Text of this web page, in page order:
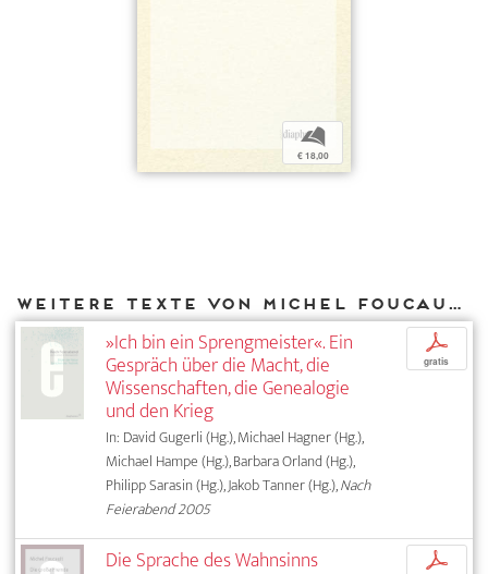
b
€ 18,00
Weitere Texte von Michel Foucault bei DIAPHANES
»Ich bin ein Sprengmeister«. Ein
Gespräch über die Macht, die
Wissenschaften, die Genealogie
und den Krieg
In: David Gugerli (Hg.), Michael Hagner (Hg.),
Michael Hampe (Hg.), Barbara Orland (Hg.),
Philipp Sarasin (Hg.), Jakob Tanner (Hg.),Nach
Feierabend 2005
p
gratis
Die Sprache des Wahnsinns p